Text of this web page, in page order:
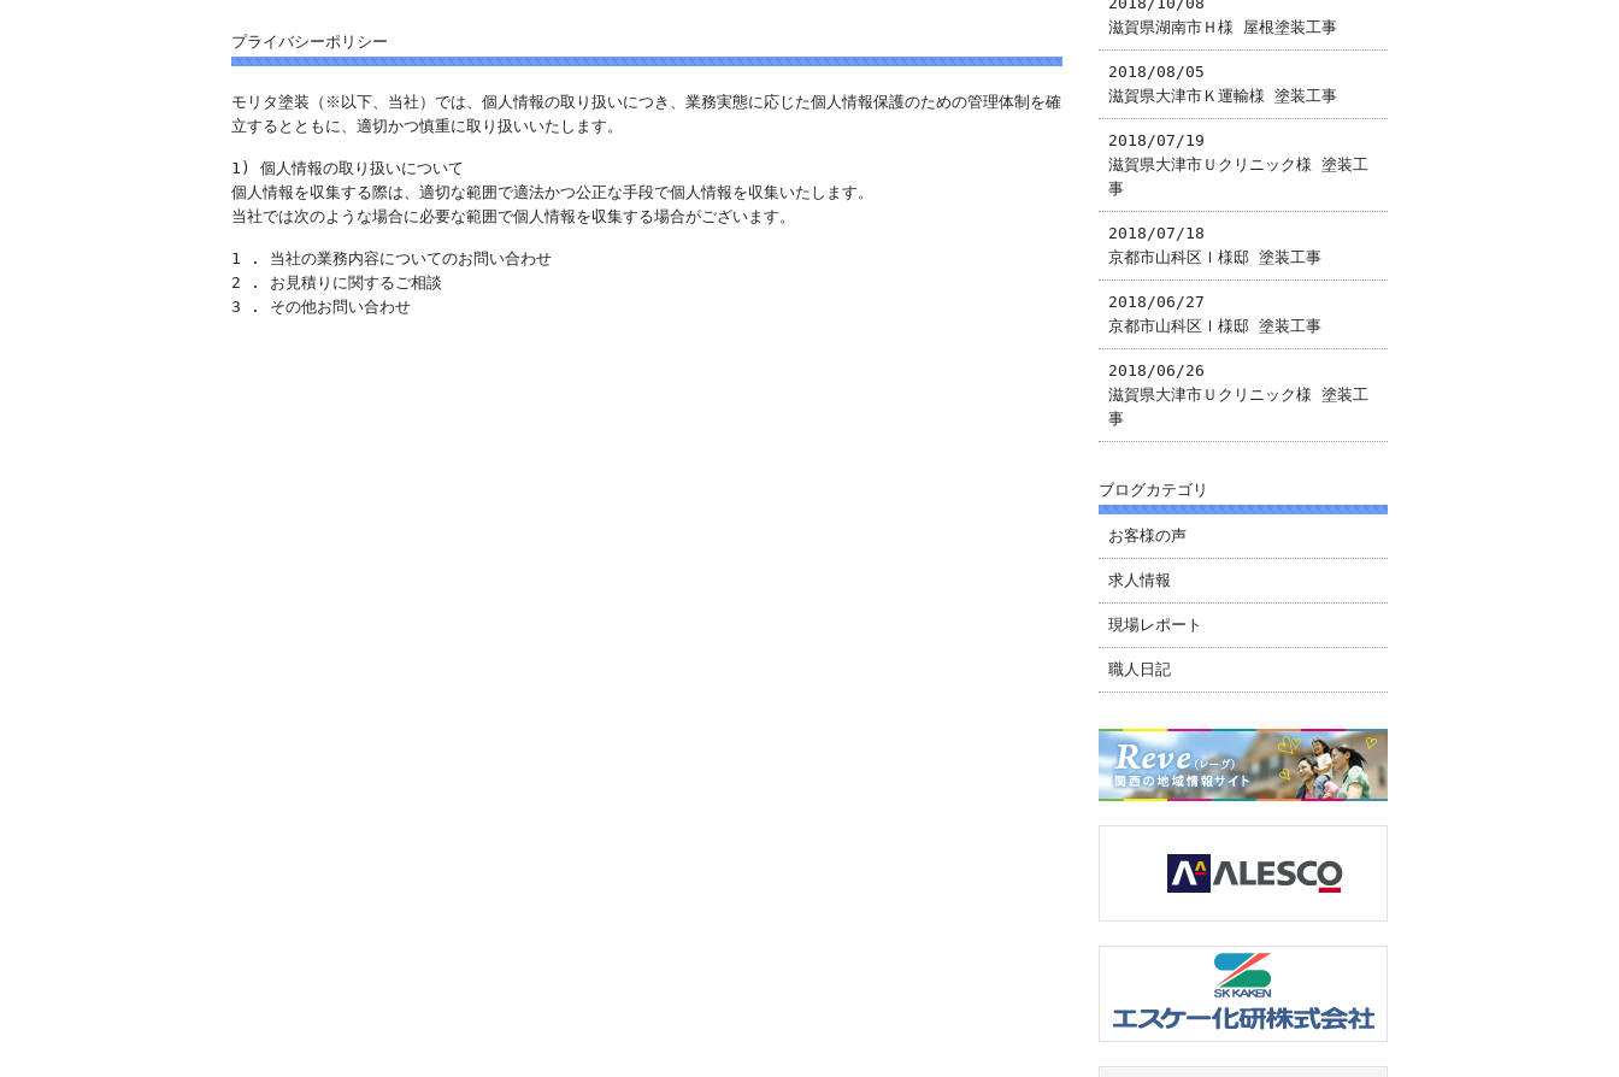
プライバシーポリシー
モリタ塗装（※以下、当社）では、個人情報の取り扱いにつき、業務実態に応じた個人情報保護のための管理体制を確
立するとともに、適切かつ慎重に取り扱いいたします。
1) 個人情報の取り扱いについて
個人情報を収集する際は、適切な範囲で適法かつ公正な手段で個人情報を収集いたします。
当社では次のような場合に必要な範囲で個人情報を収集する場合がございます。
1 . 当社の業務内容についてのお問い合わせ
2 . お見積りに関するご相談
3 . その他お問い合わせ
滋賀県湖南市Ｈ様 屋根塗装工事
2018/08/05
滋賀県大津市Ｋ運輸様 塗装工事
2018/07/19
滋賀県大津市Ｕクリニック様 塗装工
事
2018/07/18
京都市山科区Ｉ様邸 塗装工事
2018/06/27
京都市山科区Ｉ様邸 塗装工事
2018/06/26
滋賀県大津市Ｕクリニック様 塗装工
事
ブログカテゴリ
お客様の声
求人情報
現場レポート
職人日記